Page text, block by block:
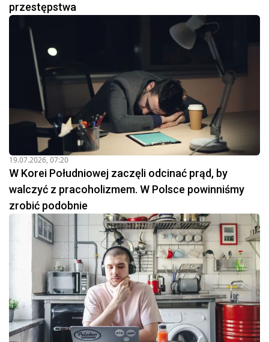
przestępstwa
19.07.2026, 07:20
W Korei Południowej zaczęli odcinać prąd, by
walczyć z pracoholizmem. W Polsce powinniśmy
zrobić podobnie